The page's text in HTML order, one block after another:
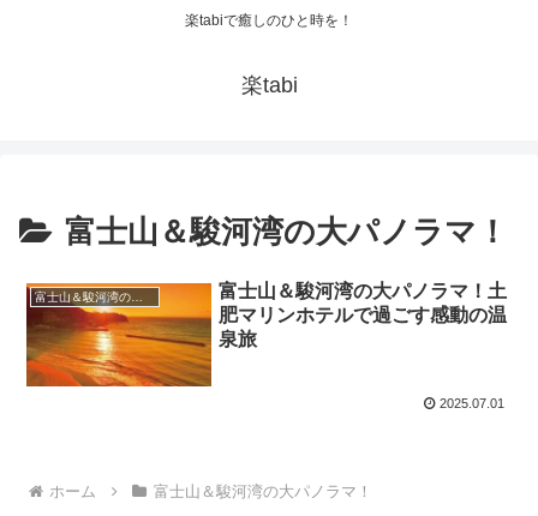
楽tabiで癒しのひと時を！
楽tabi
富士山＆駿河湾の大パノラマ！
富士山＆駿河湾の大パノラマ！土
肥マリンホテルで過ごす感動の温
泉旅
2025.07.01
ホーム 富士山＆駿河湾の大パノラマ！